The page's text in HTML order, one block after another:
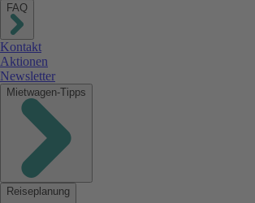
FAQ
Kontakt
Aktionen
Newsletter
Mietwagen-Tipps
Reiseplanung